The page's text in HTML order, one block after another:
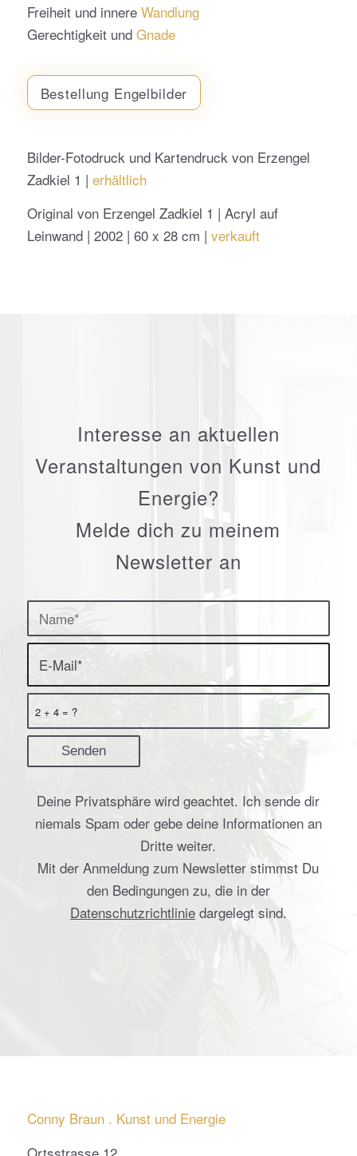
Freiheit und innere Wandlung
Gerechtigkeit und Gnade
Bestellung Engelbilder
Bilder-Fotodruck und Kartendruck von Erzengel
Zadkiel 1 | erhältlich
Original von Erzengel Zadkiel 1 | Acryl auf
Leinwand | 2002 | 60 x 28 cm | verkauft
Interesse an aktuellen
Veranstaltungen von Kunst und
Energie?
Melde dich zu meinem
Newsletter an
2 + 4 = ?
Deine Privatsphäre wird geachtet. Ich sende dir
niemals Spam oder gebe deine Informationen an
Dritte weiter.
Mit der Anmeldung zum Newsletter stimmst Du
den Bedingungen zu, die in der
Datenschutzrichtliniedargelegt sind.
Conny Braun . Kunst und Energie